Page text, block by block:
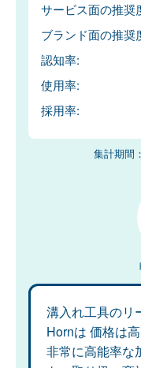
サービス面の推奨
ブランド面の推奨
認知率:
使用率:
採用率:
集計期間
溝入れ工具のリ
Hornは 価格は
非常に高能率な